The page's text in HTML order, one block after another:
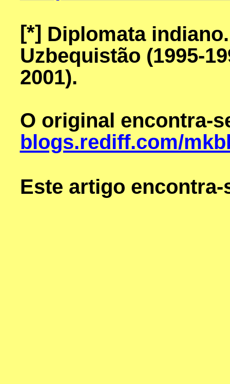
[*] Diplomata
Uzbequistão (1995-
2001).
O original encontra-
blogs.rediff.com/
Este artigo